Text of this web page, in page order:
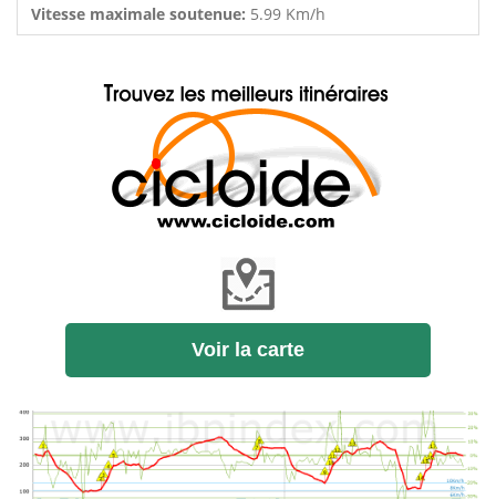
Vitesse maximale soutenue: 5.99 Km/h
Voir la carte